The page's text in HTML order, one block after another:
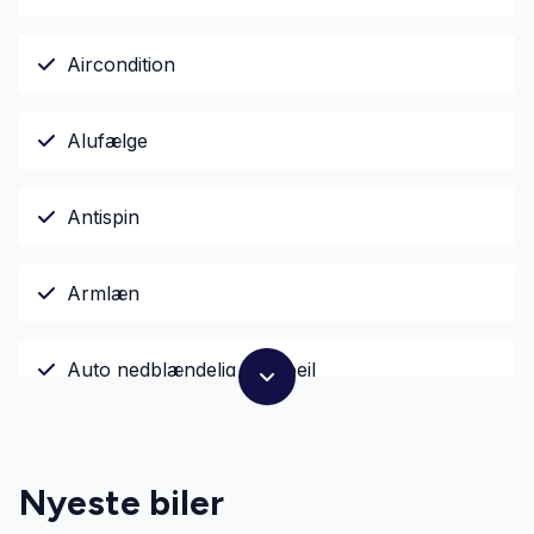
Aircondition
Alufælge
Antispin
Armlæn
Auto nedblændelig bakspejl
Automatisk lys
Nyeste biler